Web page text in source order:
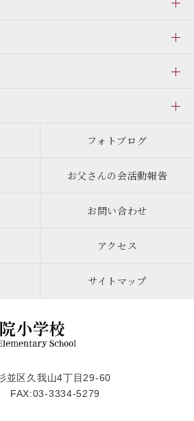
フォトブログ
お父さんの会活動報告
お問い合わせ
アクセス
サイトマップ
並区久我山4丁目29-60
FAX:03-3334-5279